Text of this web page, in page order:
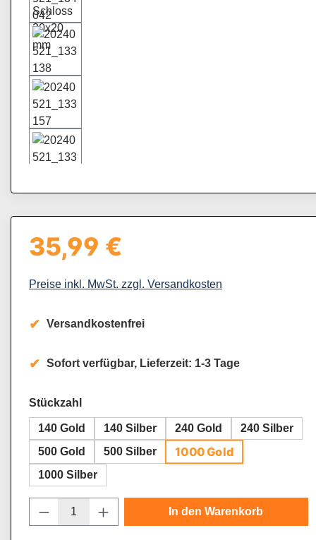
Regulärer Preis:
35,99 €
Preise inkl. MwSt. zzgl. Versandkosten
Versandkostenfrei
Sofort verfügbar, Lieferzeit: 1-3 Tage
Stückzahl auswählen
140 Gold 140 Silber 240 Gold
240 Silber
500 Gold
500 Silber 1000 Gold
1000 Silber
Produkt Anzahl: Gib den gewünschten
In den Warenkorb